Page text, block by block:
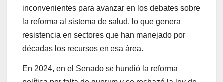
inconvenientes para avanzar en los debates sobre
la reforma al sistema de salud, lo que genera
resistencia en sectores que han manejado por
décadas los recursos en esa área.
En 2024, en el Senado se hundió la reforma